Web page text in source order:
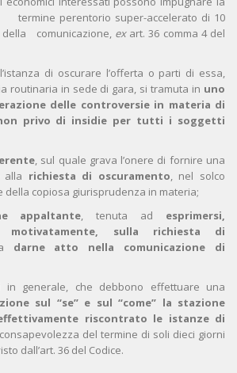
perentorio super-accelerato di 10
della comunicazione, exart. 36 comma 4 del
di oscurare l’offerta o parti di essa,
routinaria in sede di gara, si tramuta in uno
delle controversie in materia di
privo di insidie per tutti i soggetti
, sul quale grava l’onere di fornire una
richiesta di oscuramento, nel solco
della copiosa giurisprudenza in materia;
appaltante, tenuta ad esprimersi,
motivatamente, sulla richiesta di
darne atto nella comunicazione di
in generale, che debbono effettuare una
sul “se” e sul “come” la stazione
riscontrato le istanze di
del termine di soli dieci giorni
dall’art. 36 del Codice.